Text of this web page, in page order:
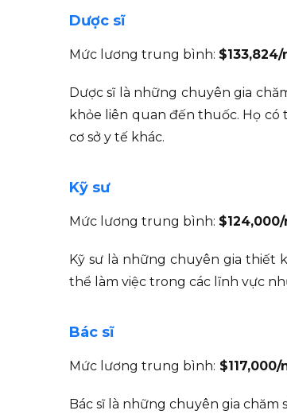
Dược sĩ
Mức lương trung bình: $133,824/
Dược sĩ là những chuyên gia
khỏe liên quan đến thuốc. Họ có
cơ sở y tế khác.
Kỹ sư
Mức lương trung bình:
Kỹ sư là những chuyên gia thiết
thể làm việc trong các lĩnh vực
Bác sĩ
Mức lương trung bình: $117,000/
Bác sĩ là những chuyên gia chăm